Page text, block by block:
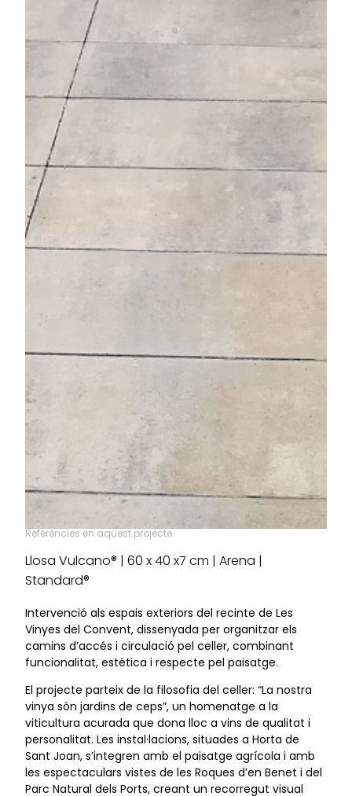
Referències en aquest projecte
Llosa Vulcano® | 60 x 40 x7 cm | Arena |
Standard®
Intervenció als espais exteriors del recinte de Les
Vinyes del Convent, dissenyada per organitzar els
camins d’accés i circulació pel celler, combinant
funcionalitat, estètica i respecte pel paisatge.
El projecte parteix de la filosofia del celler: “La nostra
vinya són jardins de ceps”, un homenatge a la
viticultura acurada que dona lloc a vins de qualitat i
personalitat. Les instal·lacions, situades a Horta de
Sant Joan, s’integren amb el paisatge agrícola i amb
les espectaculars vistes de les Roques d’en Benet i del
Parc Natural dels Ports, creant un recorregut visual